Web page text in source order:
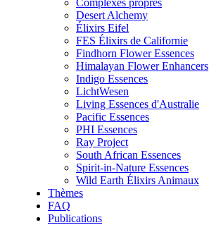
Desert Alchemy
Élixirs Eifel
FES Élixirs de Californie
Findhorn Flower Essences
Himalayan Flower Enhancers
Indigo Essences
LichtWesen
Living Essences d'Australie
Pacific Essences
PHI Essences
Ray Project
South African Essences
Spirit-in-Nature Essences
Wild Earth Élixirs Animaux
Thèmes
FAQ
Publications